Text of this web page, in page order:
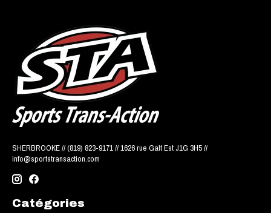
SHERBROOKE // (819) 823-9171 // 1626 rue Galt Est J1G 3H5 //
info@sportstransaction.com
Catégories